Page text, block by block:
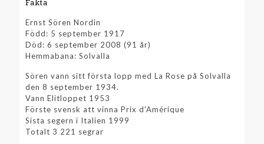
Fakta
Ernst Sören Nordin
Född: 5 september 1917
Död: 6 september 2008 (91 år)
Hemmabana: Solvalla
Sören vann sitt första lopp med La Rose på Solvalla
den 8 september 1934.
Vann Elitloppet 1953
Förste svensk att vinna Prix d'Amérique
Sista segern i Italien 1999
Totalt 3 221 segrar